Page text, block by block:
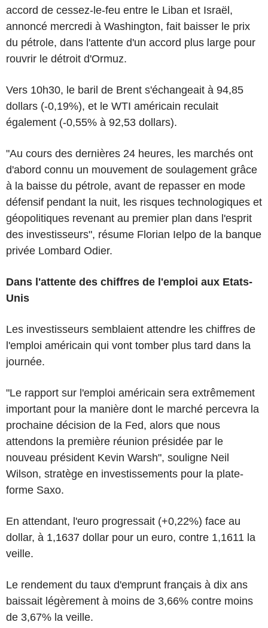
accord de cessez-le-feu entre le Liban et Israël,
annoncé mercredi à Washington, fait baisser le prix
du pétrole, dans l'attente d'un accord plus large pour
rouvrir le détroit d'Ormuz.
Vers 10h30, le baril de Brent s'échangeait à 94,85
dollars (-0,19%), et le WTI américain reculait
également (-0,55% à 92,53 dollars).
"Au cours des dernières 24 heures, les marchés ont
d'abord connu un mouvement de soulagement grâce
à la baisse du pétrole, avant de repasser en mode
défensif pendant la nuit, les risques technologiques et
géopolitiques revenant au premier plan dans l'esprit
des investisseurs", résume Florian Ielpo de la banque
privée Lombard Odier.
Dans l'attente des chiffres de l'emploi aux Etats-
Unis
Les investisseurs semblaient attendre les chiffres de
l'emploi américain qui vont tomber plus tard dans la
journée.
"Le rapport sur l'emploi américain sera extrêmement
important pour la manière dont le marché percevra la
prochaine décision de la Fed, alors que nous
attendons la première réunion présidée par le
nouveau président Kevin Warsh", souligne Neil
Wilson, stratège en investissements pour la plate-
forme Saxo.
En attendant, l'euro progressait (+0,22%) face au
dollar, à 1,1637 dollar pour un euro, contre 1,1611 la
veille.
Le rendement du taux d'emprunt français à dix ans
baissait légèrement à moins de 3,66% contre moins
de 3,67% la veille.